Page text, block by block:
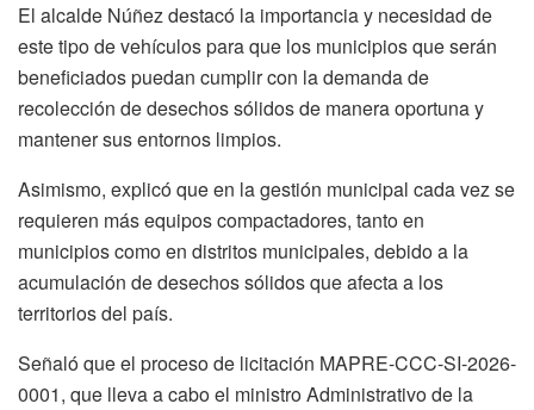
El alcalde Núñez destacó la importancia y necesidad de
este tipo de vehículos para que los municipios que serán
beneficiados puedan cumplir con la demanda de
recolección de desechos sólidos de manera oportuna y
mantener sus entornos limpios.
Asimismo, explicó que en la gestión municipal cada vez se
requieren más equipos compactadores, tanto en
municipios como en distritos municipales, debido a la
acumulación de desechos sólidos que afecta a los
territorios del país.
Señaló que el proceso de licitación MAPRE-CCC-SI-2026-
0001, que lleva a cabo el ministro Administrativo de la